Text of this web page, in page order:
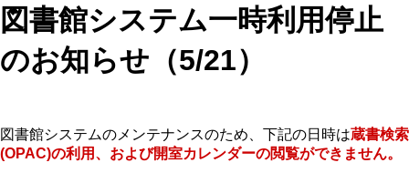
図書館システム一時利用停止
のお知らせ（5/21）
図書館システムのメンテナンスのため、下記の日時は蔵書検索
(OPAC)の利用、および開室カレンダーの閲覧ができません。